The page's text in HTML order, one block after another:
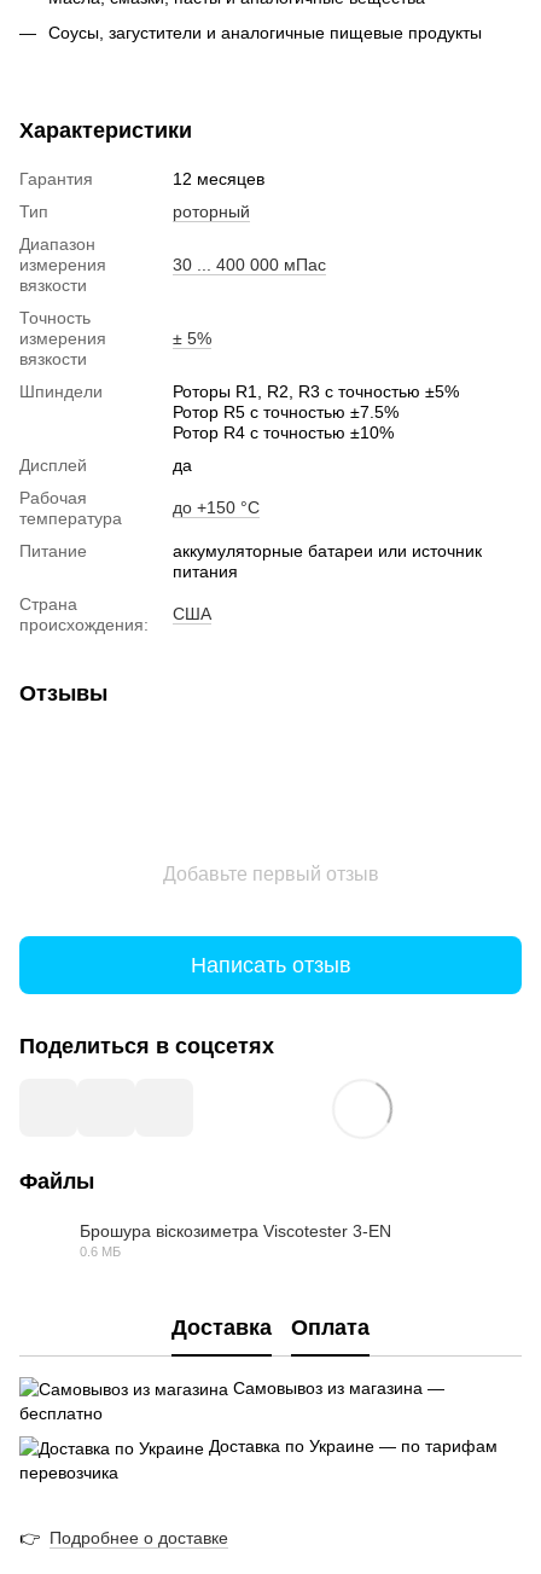
Соусы, загустители и аналогичные пищевые продукты
Характеристики
Гарантия
12 месяцев
Тип
роторный
Диапазон
измерения
вязкости
30 ... 400 000 мПас
Точность
измерения
вязкости
± 5%
Шпиндели
Роторы R1, R2, R3 с точностью ±5%
Ротор R5 с точностью ±7.5%
Ротор R4 с точностью ±10%
Дисплей
да
Рабочая
температура
до +150 °C
Питание
аккумуляторные батареи или источник
питания
Страна
происхождения:
США
Отзывы
Добавьте первый отзыв
Написать отзыв
Поделиться в соцсетях
Файлы
Брошура віскозиметра Viscotester 3-EN
0.6 МБ
Доставка Оплата
Самовывоз из магазина —
бесплатно
Доставка по Украине — по тарифам
перевозчика
👉 Подробнее о доставке